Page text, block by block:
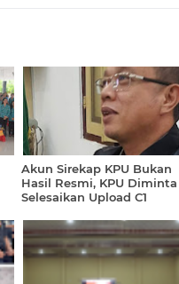
Akun Sirekap KPU Bukan
Hasil Resmi, KPU Diminta
Selesaikan Upload C1